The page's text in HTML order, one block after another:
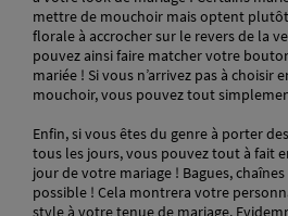
mettre de mouchoir mais optent
florale à accrocher sur le revers de la
pouvez ainsi faire matcher votre
mariée ! Si vous n’arrivez pas à
mouchoir, vous pouvez tout
Enfin, si vous êtes du genre à porter
tous les jours, vous pouvez tout à fait
jour de votre mariage ! Bagues,
possible ! Cela montrera votre
style à votre tenue de mariage.